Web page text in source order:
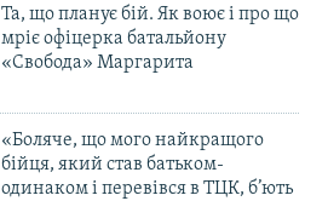
Та, що планує бій. Як воює і про що
мріє офіцерка батальйону
«Свобода» Маргарита
«Боляче, що мого найкращого
бійця, який став батьком-
одинаком і перевівся в ТЦК, б’ють